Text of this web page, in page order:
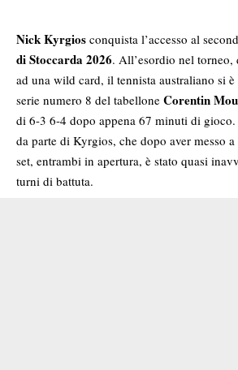
Nick Kyrgios conquista l’accesso al
di Stoccarda 2026. All’esordio nel torneo,
ad una wild card, il tennista australiano si
serie numero 8 del tabellone Corentin
di 6-3 6-4 dopo appena 67 minuti di
da parte di Kyrgios, che dopo aver messo
set, entrambi in apertura, è stato quasi
turni di battuta.